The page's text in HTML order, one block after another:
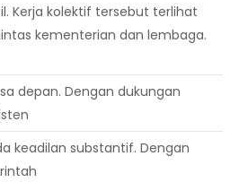
Kerja kolektif tersebut terlihat
kementerian dan lembaga.
depan. Dengan dukungan
keadilan substantif. Dengan